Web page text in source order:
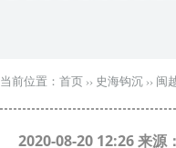
当前位置： 首页 ›› 史海钩沉 ›› 闽
2020-08-20 12:26 来源